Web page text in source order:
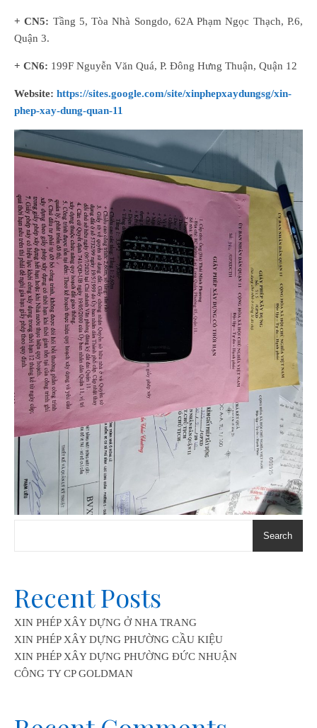
+ CN5: Tầng 5, Tòa Nhà Songdo, 62A Phạm Ngọc Thạch, P.6,
Quận 3.
+ CN6: 199F Nguyễn Văn Quá, P. Đông Hưng Thuận, Quận 12
Website: https://sites.google.com/site/xinphepxaydungsg/xin-
phep-xay-dung-quan-11
Search
Recent Posts
XIN PHÉP XÂY DỰNG Ở NHA TRANG
XIN PHÉP XÂY DỰNG PHƯỜNG CẦU KIỆU
XIN PHÉP XÂY DỰNG PHƯỜNG ĐỨC NHUẬN
CÔNG TY CP GOLDMAN